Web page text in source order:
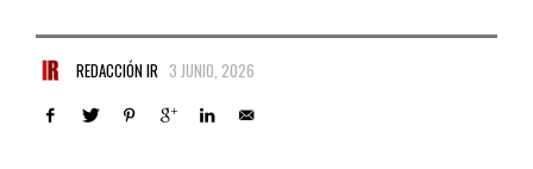
REDACCIÓN IR 3 JUNIO, 2026